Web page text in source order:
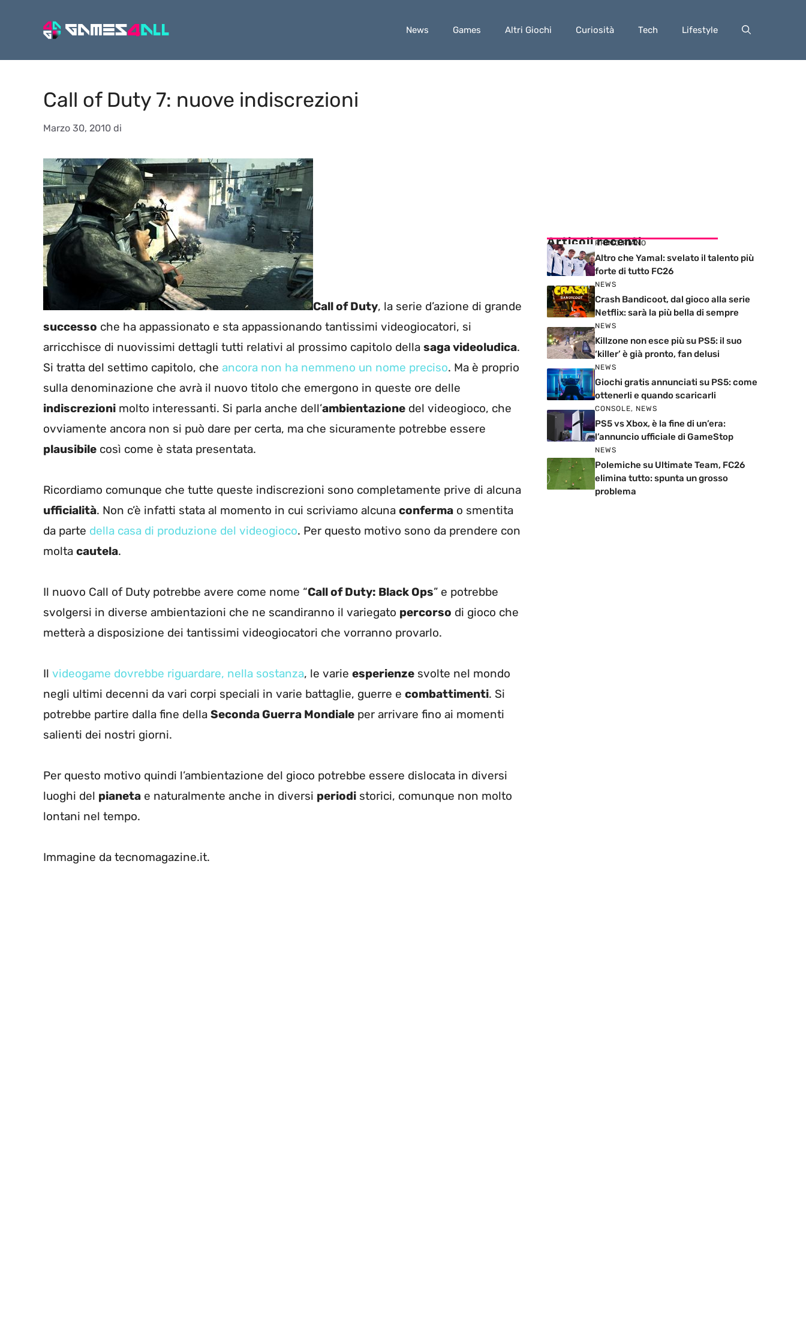
News Games Altri Giochi Curiosità Tech Lifestyle
Call of Duty 7: nuove indiscrezioni
Marzo 30, 2010 di
Call of Duty, la serie d’azione di grande
successo che ha appassionato e sta appassionando tantissimi videogiocatori, si
arricchisce di nuovissimi dettagli tutti relativi al prossimo capitolo della saga videoludica.
Si tratta del settimo capitolo, che ancora non ha nemmeno un nome preciso. Ma è proprio
sulla denominazione che avrà il nuovo titolo che emergono in queste ore delle
indiscrezioni molto interessanti. Si parla anche dell’ambientazione del videogioco, che
ovviamente ancora non si può dare per certa, ma che sicuramente potrebbe essere
plausibile così come è stata presentata.
Ricordiamo comunque che tutte queste indiscrezioni sono completamente prive di alcuna
ufficialità. Non c’è infatti stata al momento in cui scriviamo alcuna conferma o smentita
da parte della casa di produzione del videogioco. Per questo motivo sono da prendere con
molta cautela.
Il nuovo Call of Duty potrebbe avere come nome “Call of Duty: Black Ops” e potrebbe
svolgersi in diverse ambientazioni che ne scandiranno il variegato percorso di gioco che
metterà a disposizione dei tantissimi videogiocatori che vorranno provarlo.
Il videogame dovrebbe riguardare, nella sostanza, le varie esperienze svolte nel mondo
negli ultimi decenni da vari corpi speciali in varie battaglie, guerre e combattimenti. Si
potrebbe partire dalla fine della Seconda Guerra Mondiale per arrivare fino ai momenti
salienti dei nostri giorni.
Per questo motivo quindi l’ambientazione del gioco potrebbe essere dislocata in diversi
luoghi del pianeta e naturalmente anche in diversi periodi storici, comunque non molto
lontani nel tempo.
Immagine da tecnomagazine.it.
Articoli recenti
PRIMO PIANO
Altro che Yamal: svelato il talento più
forte di tutto FC26
NEWS
Crash Bandicoot, dal gioco alla serie
Netflix: sarà la più bella di sempre
NEWS
Killzone non esce più su PS5: il suo
‘killer’ è già pronto, fan delusi
NEWS
Giochi gratis annunciati su PS5: come
ottenerli e quando scaricarli
CONSOLE, NEWS
PS5 vs Xbox, è la fine di un’era:
l’annuncio ufficiale di GameStop
NEWS
Polemiche su Ultimate Team, FC26
elimina tutto: spunta un grosso
problema